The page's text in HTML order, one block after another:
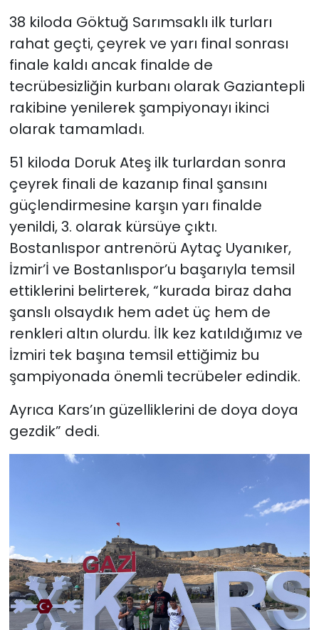
38 kiloda Göktuğ Sarımsaklı ilk turları
rahat geçti, çeyrek ve yarı final sonrası
finale kaldı ancak finalde de
tecrübesizliğin kurbanı olarak Gaziantepli
rakibine yenilerek şampiyonayı ikinci
olarak tamamladı.
51 kiloda Doruk Ateş ilk turlardan sonra
çeyrek finali de kazanıp final şansını
güçlendirmesine karşın yarı finalde
yenildi, 3. olarak kürsüye çıktı.
Bostanlıspor antrenörü Aytaç Uyanıker,
İzmir’İ ve Bostanlıspor’u başarıyla temsil
ettiklerini belirterek, “kurada biraz daha
şanslı olsaydık hem adet üç hem de
renkleri altın olurdu. İlk kez katıldığımız ve
İzmiri tek başına temsil ettiğimiz bu
şampiyonada önemli tecrübeler edindik.
Ayrıca Kars’ın güzelliklerini de doya doya
gezdik” dedi.